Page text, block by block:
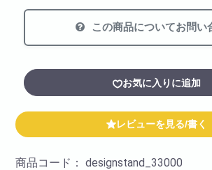
この商品についてお問い
お気に入りに追加
レビューを見る/書く
商品コード：designstand_33000